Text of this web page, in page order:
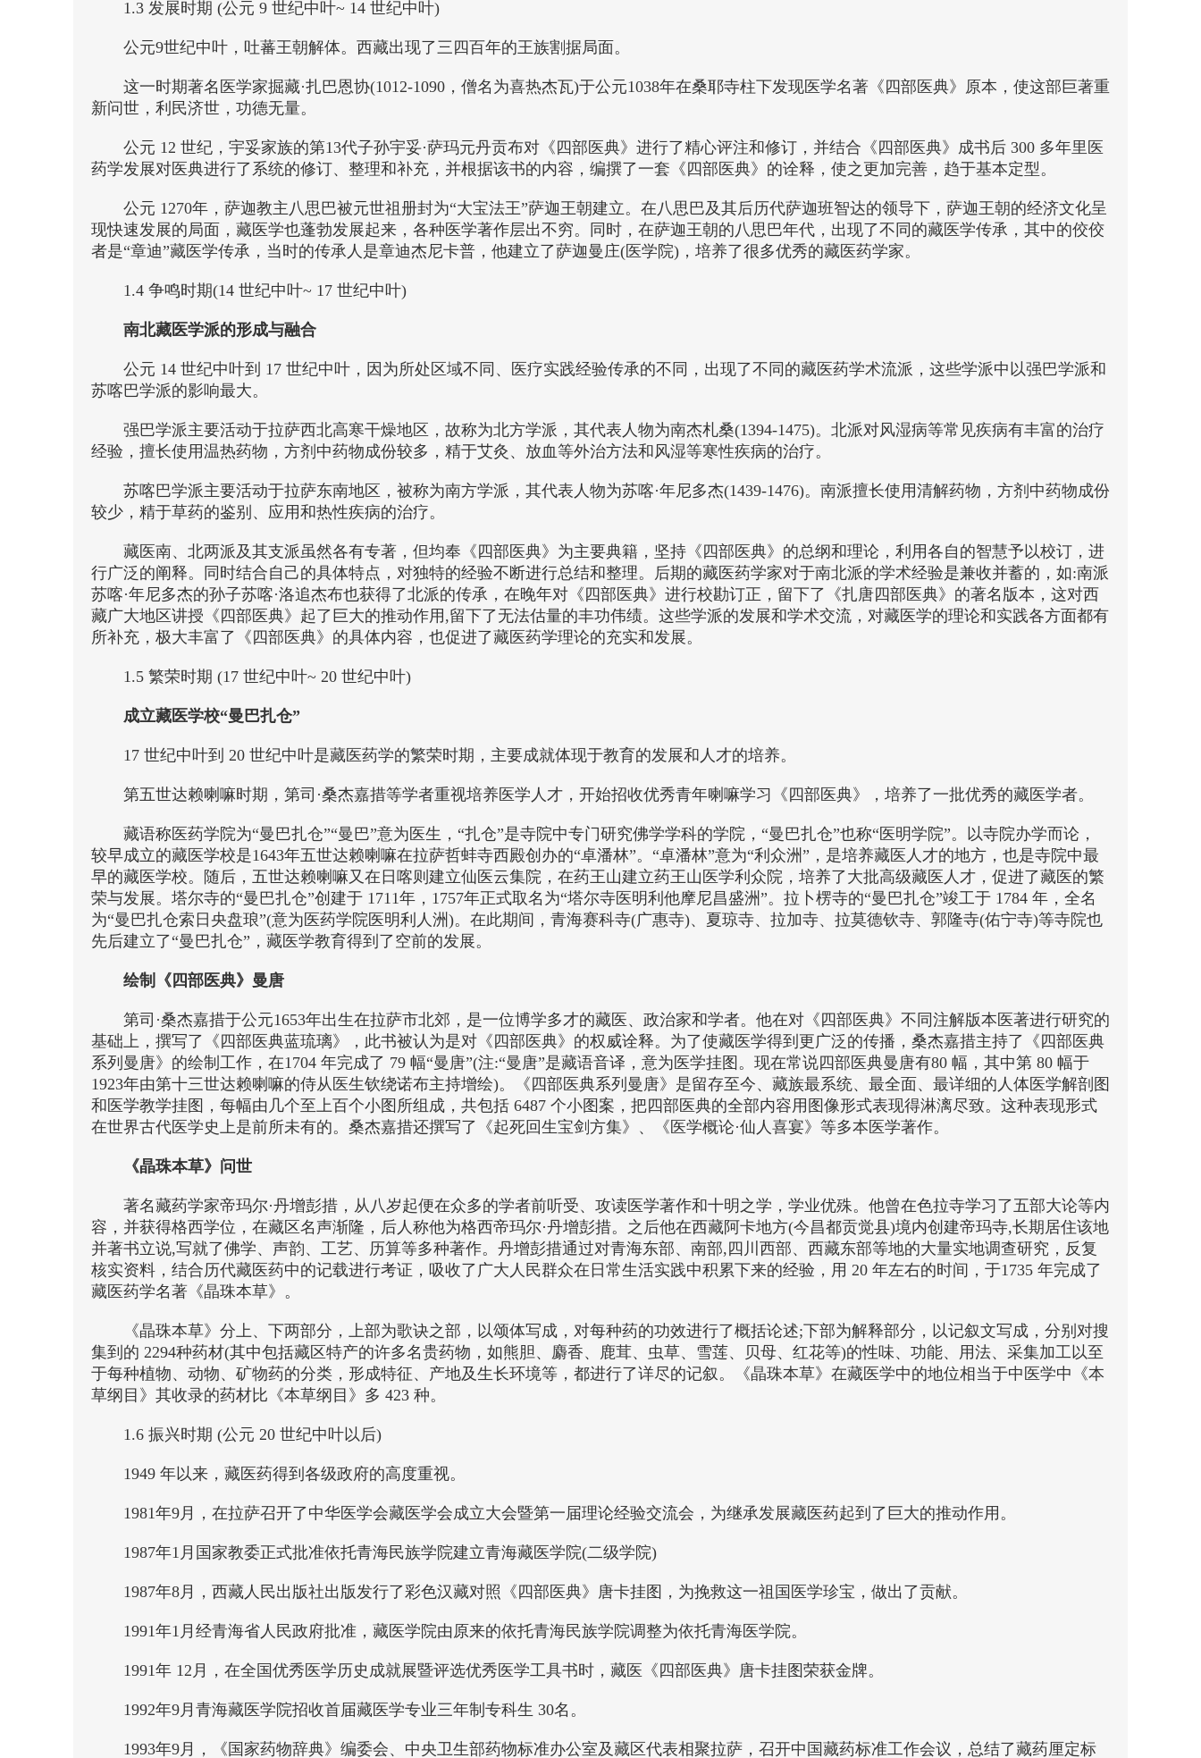
1.3 发展时期 (公元 9 世纪中叶~ 14 世纪中叶)
公元9世纪中叶，吐蕃王朝解体。西藏出现了三四百年的王族割据局面。
这一时期著名医学家掘藏·扎巴恩协(1012-1090，僧名为喜热杰瓦)于公元1038年在桑耶寺柱下发现医学名著《四部医典》原本，使这部巨著重
新问世，利民济世，功德无量。
公元 12 世纪，宇妥家族的第13代子孙宇妥·萨玛元丹贡布对《四部医典》进行了精心评注和修订，并结合《四部医典》成书后 300 多年里医
药学发展对医典进行了系统的修订、整理和补充，并根据该书的内容，编撰了一套《四部医典》的诠释，使之更加完善，趋于基本定型。
公元 1270年，萨迦教主八思巴被元世祖册封为“大宝法王”萨迦王朝建立。在八思巴及其后历代萨迦班智达的领导下，萨迦王朝的经济文化呈
现快速发展的局面，藏医学也蓬勃发展起来，各种医学著作层出不穷。同时，在萨迦王朝的八思巴年代，出现了不同的藏医学传承，其中的佼佼
者是“章迪”藏医学传承，当时的传承人是章迪杰尼卡普，他建立了萨迦曼庄(医学院)，培养了很多优秀的藏医药学家。
1.4 争鸣时期(14 世纪中叶~ 17 世纪中叶)
南北藏医学派的形成与融合
公元 14 世纪中叶到 17 世纪中叶，因为所处区域不同、医疗实践经验传承的不同，出现了不同的藏医药学术流派，这些学派中以强巴学派和
苏喀巴学派的影响最大。
强巴学派主要活动于拉萨西北高寒干燥地区，故称为北方学派，其代表人物为南杰札桑(1394-1475)。北派对风湿病等常见疾病有丰富的治疗
经验，擅长使用温热药物，方剂中药物成份较多，精于艾灸、放血等外治方法和风湿等寒性疾病的治疗。
苏喀巴学派主要活动于拉萨东南地区，被称为南方学派，其代表人物为苏喀·年尼多杰(1439-1476)。南派擅长使用清解药物，方剂中药物成份
较少，精于草药的鉴别、应用和热性疾病的治疗。
藏医南、北两派及其支派虽然各有专著，但均奉《四部医典》为主要典籍，坚持《四部医典》的总纲和理论，利用各自的智慧予以校订，进
行广泛的阐释。同时结合自己的具体特点，对独特的经验不断进行总结和整理。后期的藏医药学家对于南北派的学术经验是兼收并蓄的，如:南派
苏喀·年尼多杰的孙子苏喀·洛追杰布也获得了北派的传承，在晚年对《四部医典》进行校勘订正，留下了《扎唐四部医典》的著名版本，这对西
藏广大地区讲授《四部医典》起了巨大的推动作用,留下了无法估量的丰功伟绩。这些学派的发展和学术交流，对藏医学的理论和实践各方面都有
所补充，极大丰富了《四部医典》的具体内容，也促进了藏医药学理论的充实和发展。
1.5 繁荣时期 (17 世纪中叶~ 20 世纪中叶)
成立藏医学校“曼巴扎仓”
17 世纪中叶到 20 世纪中叶是藏医药学的繁荣时期，主要成就体现于教育的发展和人才的培养。
第五世达赖喇嘛时期，第司·桑杰嘉措等学者重视培养医学人才，开始招收优秀青年喇嘛学习《四部医典》，培养了一批优秀的藏医学者。
藏语称医药学院为“曼巴扎仓”“曼巴”意为医生，“扎仓”是寺院中专门研究佛学学科的学院，“曼巴扎仓”也称“医明学院”。以寺院办学而论，
较早成立的藏医学校是1643年五世达赖喇嘛在拉萨哲蚌寺西殿创办的“卓潘林”。“卓潘林”意为“利众洲”，是培养藏医人才的地方，也是寺院中最
早的藏医学校。随后，五世达赖喇嘛又在日喀则建立仙医云集院，在药王山建立药王山医学利众院，培养了大批高级藏医人才，促进了藏医的繁
荣与发展。塔尔寺的“曼巴扎仓”创建于 1711年，1757年正式取名为“塔尔寺医明利他摩尼昌盛洲”。拉卜楞寺的“曼巴扎仓”竣工于 1784 年，全名
为“曼巴扎仓索日央盘琅”(意为医药学院医明利人洲)。在此期间，青海赛科寺(广惠寺)、夏琼寺、拉加寺、拉莫德钦寺、郭隆寺(佑宁寺)等寺院也
先后建立了“曼巴扎仓”，藏医学教育得到了空前的发展。
绘制《四部医典》曼唐
第司·桑杰嘉措于公元1653年出生在拉萨市北郊，是一位博学多才的藏医、政治家和学者。他在对《四部医典》不同注解版本医著进行研究的
基础上，撰写了《四部医典蓝琉璃》，此书被认为是对《四部医典》的权威诠释。为了使藏医学得到更广泛的传播，桑杰嘉措主持了《四部医典
系列曼唐》的绘制工作，在1704 年完成了 79 幅“曼唐”(注:“曼唐”是藏语音译，意为医学挂图。现在常说四部医典曼唐有80 幅，其中第 80 幅于
1923年由第十三世达赖喇嘛的侍从医生钦绕诺布主持增绘)。《四部医典系列曼唐》是留存至今、藏族最系统、最全面、最详细的人体医学解剖图
和医学教学挂图，每幅由几个至上百个小图所组成，共包括 6487 个小图案，把四部医典的全部内容用图像形式表现得淋漓尽致。这种表现形式
在世界古代医学史上是前所未有的。桑杰嘉措还撰写了《起死回生宝剑方集》、《医学概论·仙人喜宴》等多本医学著作。
《晶珠本草》问世
著名藏药学家帝玛尔·丹增彭措，从八岁起便在众多的学者前听受、攻读医学著作和十明之学，学业优殊。他曾在色拉寺学习了五部大论等内
容，并获得格西学位，在藏区名声渐隆，后人称他为格西帝玛尔·丹增彭措。之后他在西藏阿卡地方(今昌都贡觉县)境内创建帝玛寺,长期居住该地
并著书立说,写就了佛学、声韵、工艺、历算等多种著作。丹增彭措通过对青海东部、南部,四川西部、西藏东部等地的大量实地调查研究，反复
核实资料，结合历代藏医药中的记载进行考证，吸收了广大人民群众在日常生活实践中积累下来的经验，用 20 年左右的时间，于1735 年完成了
藏医药学名著《晶珠本草》。
《晶珠本草》分上、下两部分，上部为歌诀之部，以颂体写成，对每种药的功效进行了概括论述;下部为解释部分，以记叙文写成，分别对搜
集到的 2294种药材(其中包括藏区特产的许多名贵药物，如熊胆、麝香、鹿茸、虫草、雪莲、贝母、红花等)的性味、功能、用法、采集加工以至
于每种植物、动物、矿物药的分类，形成特征、产地及生长环境等，都进行了详尽的记叙。《晶珠本草》在藏医学中的地位相当于中医学中《本
草纲目》其收录的药材比《本草纲目》多 423 种。
1.6 振兴时期 (公元 20 世纪中叶以后)
1949 年以来，藏医药得到各级政府的高度重视。
1981年9月，在拉萨召开了中华医学会藏医学会成立大会暨第一届理论经验交流会，为继承发展藏医药起到了巨大的推动作用。
1987年1月国家教委正式批准依托青海民族学院建立青海藏医学院(二级学院)
1987年8月，西藏人民出版社出版发行了彩色汉藏对照《四部医典》唐卡挂图，为挽救这一祖国医学珍宝，做出了贡献。
1991年1月经青海省人民政府批准，藏医学院由原来的依托青海民族学院调整为依托青海医学院。
1991年 12月，在全国优秀医学历史成就展暨评选优秀医学工具书时，藏医《四部医典》唐卡挂图荣获金牌。
1992年9月青海藏医学院招收首届藏医学专业三年制专科生 30名。
1993年9月，《国家药物辞典》编委会、中央卫生部药物标准办公室及藏区代表相聚拉萨，召开中国藏药标准工作会议，总结了藏药厘定标